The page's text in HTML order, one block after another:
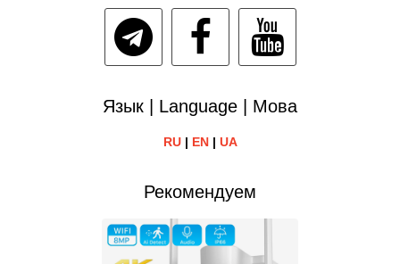
Язык | Language | Мова
RU| EN| UA
Рекомендуем